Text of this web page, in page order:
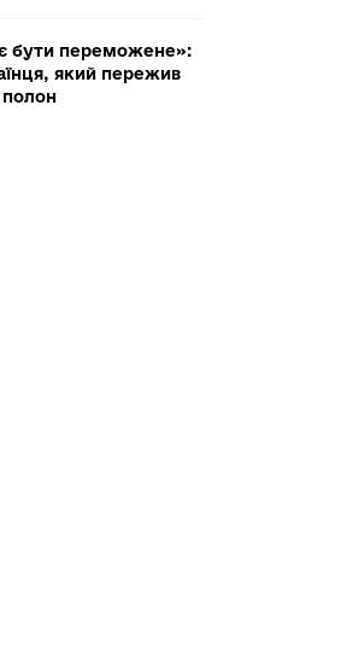
бути переможене»:
який пережив
полон